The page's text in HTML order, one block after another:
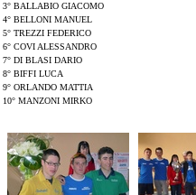
3° BALLABIO GIACOMO
4° BELLONI MANUEL
5° TREZZI FEDERICO
6° COVI ALESSANDRO
7° DI BLASI DARIO
8° BIFFI LUCA
9° ORLANDO MATTIA
10° MANZONI MIRKO